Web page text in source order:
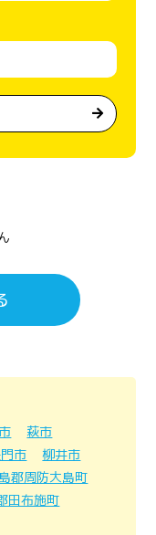
萩市
市
柳井市
郡周防大島町
田布施町